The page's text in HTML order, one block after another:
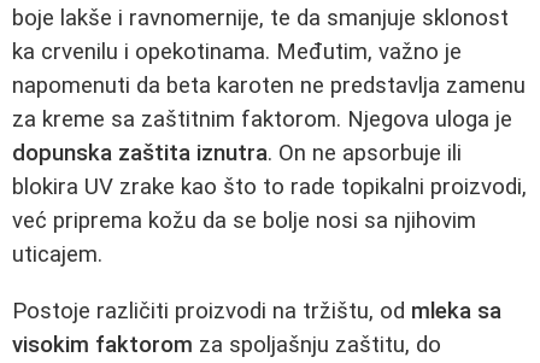
boje lakše i ravnomernije, te da smanjuje sklonost
ka crvenilu i opekotinama. Međutim, važno je
napomenuti da beta karoten ne predstavlja zamenu
za kreme sa zaštitnim faktorom. Njegova uloga je
dopunska zaštita iznutra. On ne apsorbuje ili
blokira UV zrake kao što to rade topikalni proizvodi,
već priprema kožu da se bolje nosi sa njihovim
uticajem.
Postoje različiti proizvodi na tržištu, od mleka sa
visokim faktorom za spoljašnju zaštitu, do